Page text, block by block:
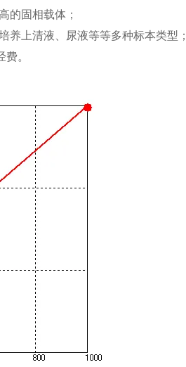
的固相载体；
养上清液、尿液等等多种标本类型；
。